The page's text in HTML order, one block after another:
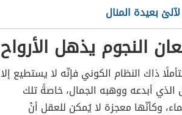
بعيدة المنال
النجوم يذهل الأرواح
ذاك النظام الكوني فإنّه لا يستطيع إلا
الذي أبدعه ووهبه الجمال، خاصةً تلك
وكأنّها معجزة لا يُمكن للعقل أنْ